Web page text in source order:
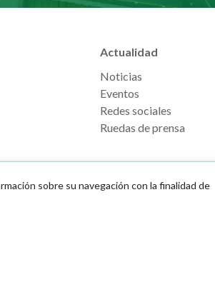
Actualidad
Noticias
Eventos
Redes sociales
Ruedas de prensa
sobre su navegación con la finalidad de